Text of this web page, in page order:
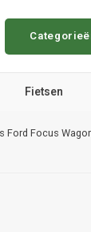
Fietsen
Ford Focus